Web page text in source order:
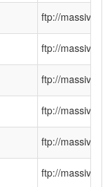
ftp://
ftp://
ftp://
ftp://
ftp://
ftp://